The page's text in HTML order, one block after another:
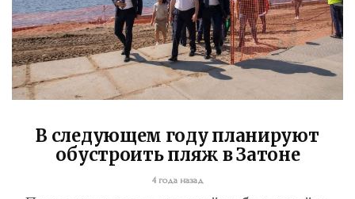
В следующем году планируют
обустроить пляж в Затоне
4 года назад